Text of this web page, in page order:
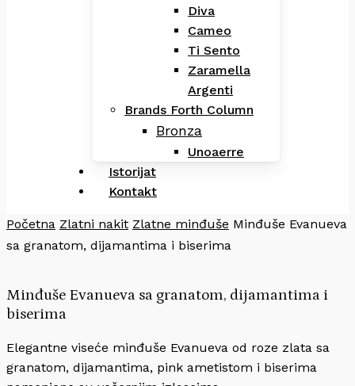
Diva
Cameo
Ti Sento
Zaramella
Argenti
Brands Forth Column
Bronza
Unoaerre
Istorijat
Kontakt
Početna Zlatni nakit Zlatne minđuše Minđuše Evanueva
sa granatom, dijamantima i biserima
Minđuše Evanueva sa granatom, dijamantima i
biserima
Elegantne viseće minđuše Evanueva od roze zlata sa
granatom, dijamantima, pink ametistom i biserima